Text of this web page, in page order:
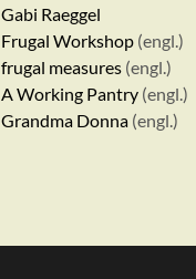
Gabi Raeggel
Frugal Workshop (engl.)
frugal measures (engl.)
A Working Pantry (engl.)
Grandma Donna (engl.)